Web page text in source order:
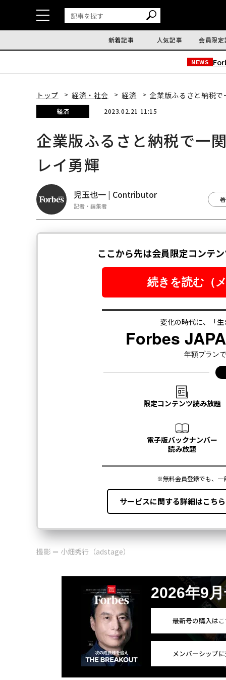
新着記事 人気記事 会員限定
NEWS
トップ 経済・社会 経済 企業版ふるさと納税
経済 2023.02.21 11:15
企業版ふるさと納税で一
レイ勇輝
児玉也一 | Contributor
記者・編集者
撮影 ＝ 小畑秀行（adstage）
2026年9
最新号の購入は
メンバーシップ